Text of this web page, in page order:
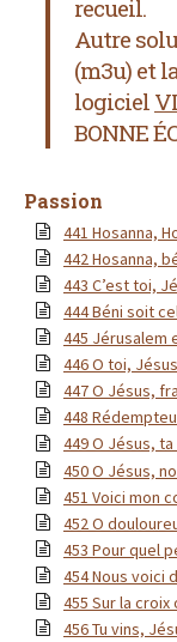
recueil.
Autre
(m3u) et
logiciel
BONNE
Passion
441 Hosanna,
442 Hosanna,
443 C’est toi,
444 Béni soit
445 Jérusalem
446 O toi, Jésus
447 O Jésus,
448
449 O Jésus,
450 O Jésus,
451 Voici mon
452 O
453 Pour quel
454 Nous voici
455 Sur la croix
456 Tu vins,